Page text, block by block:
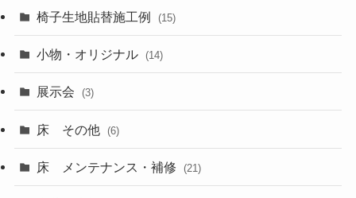
椅子生地貼替施工例 (15)
小物・オリジナル (14)
展示会 (3)
床 その他 (6)
床 メンテナンス・補修 (21)